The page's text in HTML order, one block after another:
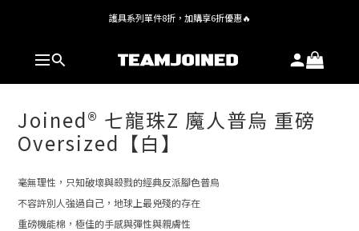
全館 $1,380 即享免運
護具系列單件8折，加購享6折優惠🔥
全館 $1,380 即享免運
Joined® 七龍珠Z 魔人普烏 重磅
Oversized【白】
毫無理性，只知破壞與殺戮的經典反派腳色普烏
不容許別人強過自己，地球上最兇殘的存在
重磅機能棉，極佳的手感與彈性與親膚性